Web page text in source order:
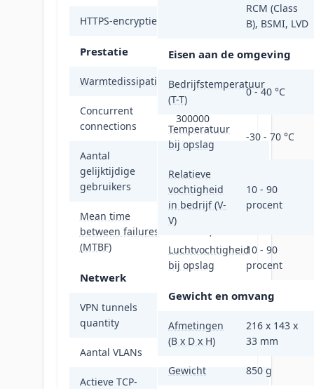
HTTPS-encryptie
Prestatie
Warmtedissipatie 42,65 BTU/h
Concurrent
connections
300000
Aantal
gelijktijdige
gebruikers
10 gebruiker(s)
Mean time
between failures
(MTBF)
Netwerk
VPN tunnels
quantity
Aantal VLANs
Actieve TCP-
RCM (Class
B), BSMI, LVD
Eisen aan de omgeving
Bedrijfstemperatuur
(T-T)
0 - 40 °C
Temperatuur
bij opslag
-30 - 70 °C
Relatieve
vochtigheid
in bedrijf (V-
V)
10 - 90
procent
Luchtvochtigheid
bij opslag
10 - 90
procent
Gewicht en omvang
Afmetingen
(B x D x H)
216 x 143 x
33 mm
Gewicht 850 g